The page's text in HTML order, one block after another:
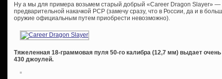
Ну а мы для примера возьмем старый добрый «Career Dragon Slayer» —
предварительной накачкой PCP (замечу сразу, что в России, да и в
оружие официальным путем приобрести невозможно).
Тяжеленная 18-граммовая пуля 50-го калибра (12,7 мм) выдает
430 джоулей.